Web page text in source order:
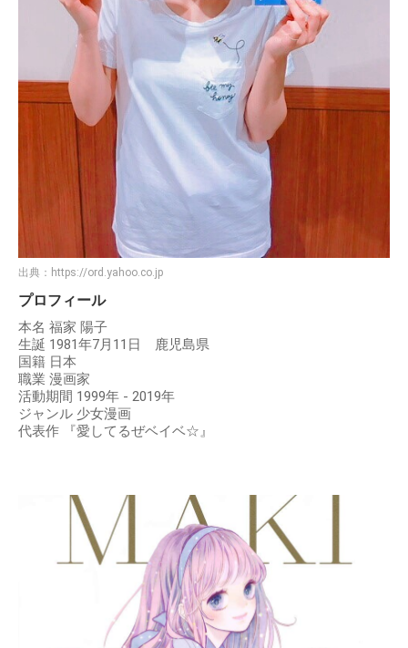
出典： https://ord.yahoo.co.jp
プロフィール
本名 福家 陽子
生誕 1981年7月11日 鹿児島県
国籍 日本
職業 漫画家
活動期間 1999年 - 2019年
ジャンル 少女漫画
代表作 『愛してるぜベイベ☆』